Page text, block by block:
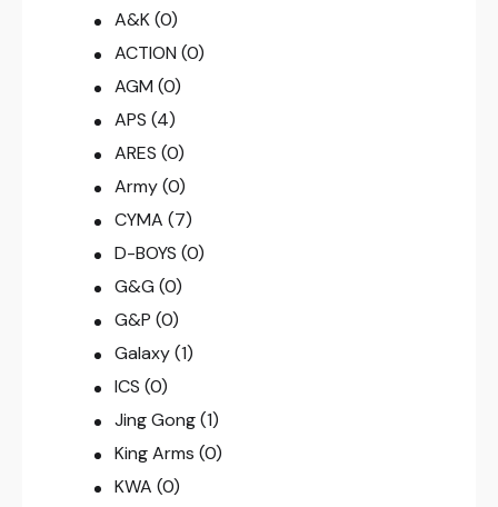
A&K (0)
ACTION (0)
AGM (0)
APS (4)
ARES (0)
Army (0)
CYMA (7)
D-BOYS (0)
G&G (0)
G&P (0)
Galaxy (1)
ICS (0)
Jing Gong (1)
King Arms (0)
KWA (0)